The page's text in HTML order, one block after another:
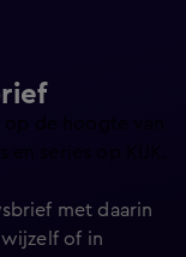
de hoogte van
met daarin
of in